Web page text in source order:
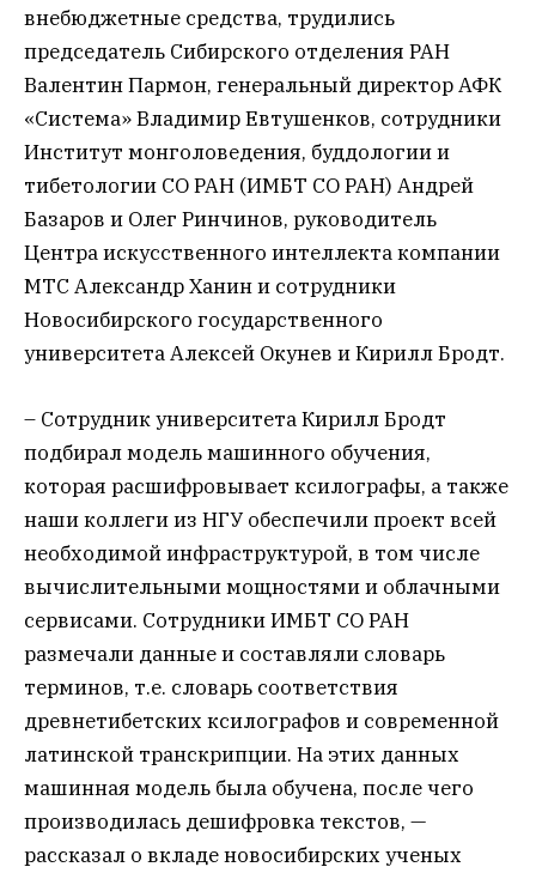
внебюджетные средства, трудились
председатель Сибирского отделения РАН
Валентин Пармон, генеральный директор АФК
«Система» Владимир Евтушенков, сотрудники
Институт монголоведения, буддологии и
тибетологии СО РАН (ИМБТ СО РАН) Андрей
Базаров и Олег Ринчинов, руководитель
Центра искусственного интеллекта компании
МТС Александр Ханин и сотрудники
Новосибирского государственного
университета Алексей Окунев и Кирилл Бродт.
– Сотрудник университета Кирилл Бродт
подбирал модель машинного обучения,
которая расшифровывает ксилографы, а также
наши коллеги из НГУ обеспечили проект всей
необходимой инфраструктурой, в том числе
вычислительными мощностями и облачными
сервисами. Сотрудники ИМБТ СО РАН
размечали данные и составляли словарь
терминов, т.е. словарь соответствия
древнетибетских ксилографов и современной
латинской транскрипции. На этих данных
машинная модель была обучена, после чего
производилась дешифровка текстов, —
рассказал о вкладе новосибирских ученых